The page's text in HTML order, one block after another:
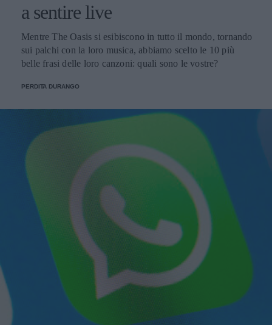
a sentire live
Mentre The Oasis si esibiscono in tutto il mondo, tornando
sui palchi con la loro musica, abbiamo scelto le 10 più
belle frasi delle loro canzoni: quali sono le vostre?
PERDITA DURANGO